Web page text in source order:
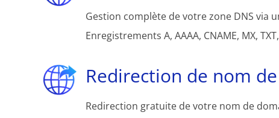
Gestion complète de votre zone DNS via
Enregistrements A, AAAA, CNAME, MX,
Redirection de nom
Redirection gratuite de votre nom de